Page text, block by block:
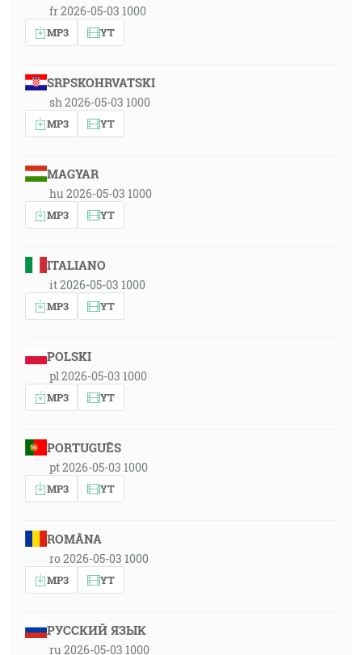
fr 2026-05-03 1000
MP3 YT
SRPSKOHRVATSKI
sh 2026-05-03 1000
MP3 YT
MAGYAR
hu 2026-05-03 1000
MP3 YT
ITALIANO
it 2026-05-03 1000
MP3 YT
POLSKI
pl 2026-05-03 1000
MP3 YT
PORTUGUÊS
pt 2026-05-03 1000
MP3 YT
ROMÂNA
ro 2026-05-03 1000
MP3 YT
РУССКИЙ ЯЗЫК
ru 2026-05-03 1000